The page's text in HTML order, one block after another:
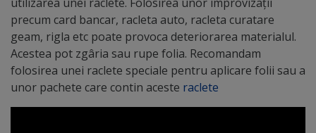
utilizarea unei raclete. Folosirea unor improvizații
precum card bancar, racleta auto, racleta curatare
geam, rigla etc poate provoca deteriorarea materialul.
Acestea pot zgâria sau rupe folia. Recomandam
folosirea unei raclete speciale pentru aplicare folii sau a
unor pachete care contin aceste raclete